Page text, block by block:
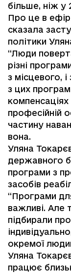
більше, ніж у
Про це в
сказала
політики
“Люди
різні
з місцевого,
з цих
професійній
частину
вона.
Уляна
державного
програми з
засобів
“Програми
важливі.
підбирали
окремої
Уляна
працює